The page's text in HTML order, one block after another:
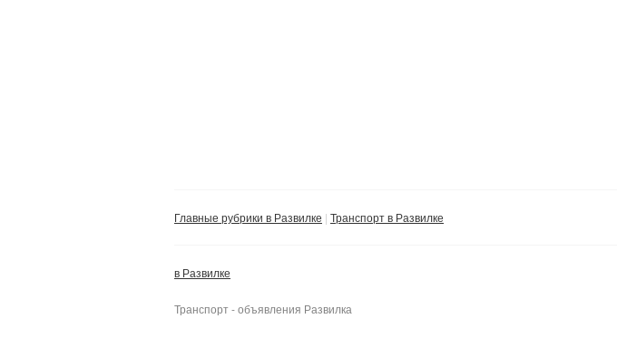
Главные рубрики в Развилке Транспорт в Развилке
в Развилке
Транспорт - объявления Развилка